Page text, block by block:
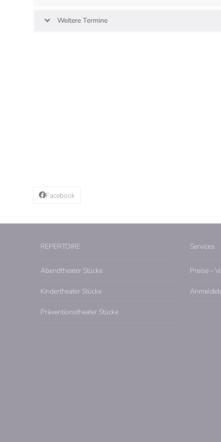
Weitere Termine
Facebook
REPERTOIRE
Abendtheater Stücke
Kindertheater Stücke
Präventionstheater Stücke
Services
Preise –